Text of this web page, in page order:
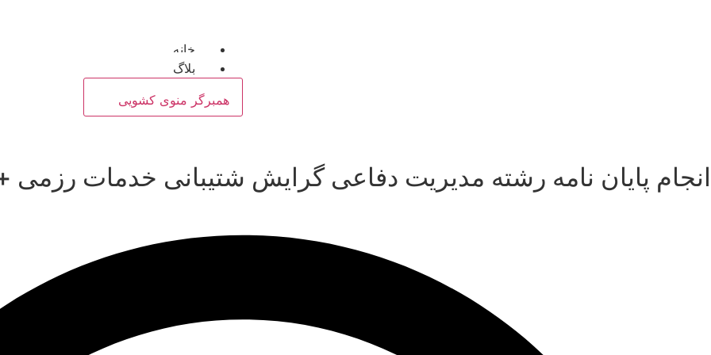
خانه
بلاگ
همبرگر منوی کشویی
انجام پایان نامه رشته مدیریت دفاعی گرایش شتیبانی خدمات رزمی